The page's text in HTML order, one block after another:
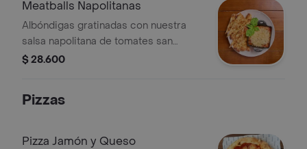
Meatballs Napolitanas
Albóndigas gratinadas con nuestra
salsa napolitana de tomates san
marzano y pan.
$ 28.600
Pizzas
Pizza Jamón y Queso